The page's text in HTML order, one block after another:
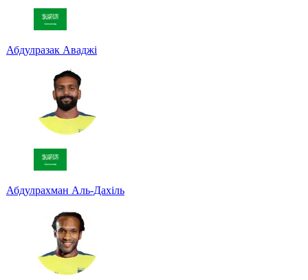
Абдулразак Аваджі
Абдулрахман Аль-Дахіль